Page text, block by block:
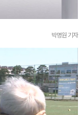
박명원 기자